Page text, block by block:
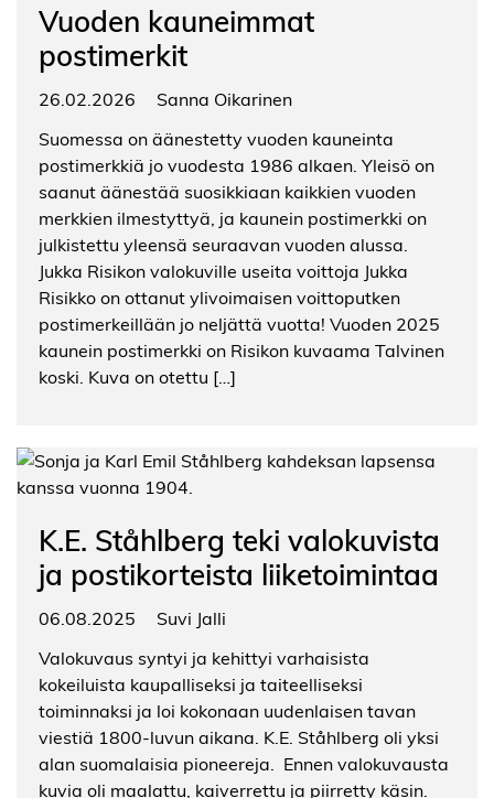
Vuoden kauneimmat
postimerkit
26.02.2026
Sanna Oikarinen
Suomessa on äänestetty vuoden kauneinta
postimerkkiä jo vuodesta 1986 alkaen. Yleisö on
saanut äänestää suosikkiaan kaikkien vuoden
merkkien ilmestyttyä, ja kaunein postimerkki on
julkistettu yleensä seuraavan vuoden alussa.
Jukka Risikon valokuville useita voittoja Jukka
Risikko on ottanut ylivoimaisen voittoputken
postimerkeillään jo neljättä vuotta! Vuoden 2025
kaunein postimerkki on Risikon kuvaama Talvinen
koski. Kuva on otettu […]
K.E. Ståhlberg teki valokuvista
ja postikorteista liiketoimintaa
06.08.2025
Suvi Jalli
Valokuvaus syntyi ja kehittyi varhaisista
kokeiluista kaupalliseksi ja taiteelliseksi
toiminnaksi ja loi kokonaan uudenlaisen tavan
viestiä 1800-luvun aikana. K.E. Ståhlberg oli yksi
alan suomalaisia pioneereja. Ennen valokuvausta
kuvia oli maalattu, kaiverrettu ja piirretty käsin.